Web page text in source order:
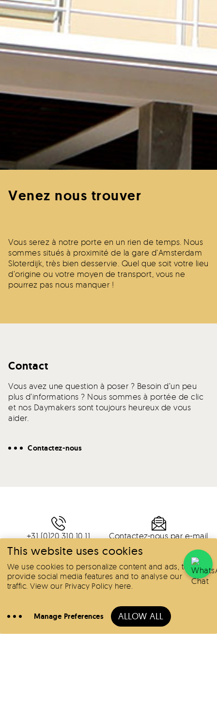
This website uses cookies
We use cookies to personalize content and ads, to
provide social media features and to analyse our
traffic.View our Privacy Policy here.
Manage Preferences ALLOW ALL
Appeler Hôtels Offres
Réserver
Venez nous trouver
Vous serez à notre porte en un rien de temps. Nous
sommes situés à proximité de la gare d’Amsterdam
Sloterdijk, très bien desservie. Quel que soit votre lieu
d’origine ou votre moyen de transport, vous ne
pourrez pas nous manquer !
Contact
Vous avez une question à poser ? Besoin d’un peu
plus d’informations ? Nous sommes à portée de clic
et nos Daymakers sont toujours heureux de vous
aider.
Contactez-nous
+31 (0)20 310 10 11 Contactez-nous par e-mail
Localisation